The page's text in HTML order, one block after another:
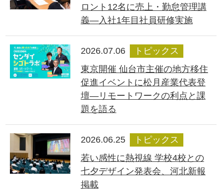
ロント12名に売上・勤怠管理講
義―入社1年目社員研修実施
2026.07.06
トピックス
東京開催 仙台市主催の地方移住
促進イベントに松月産業代表登
壇―リモートワークの利点と課
題を語る
2026.06.25
トピックス
若い感性に熱視線 学校4校との
七夕デザイン発表会、河北新報
掲載